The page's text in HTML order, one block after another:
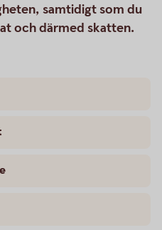
samtidigt som du
och därmed skatten.